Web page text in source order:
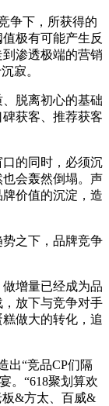
争下，所获得的
极有可能产生反
渗透极端的营销
寂。
脱离初心的基础
获客、推荐获客
的同时，必须沉
会轰然倒塌。声
价值的沉淀，造
之下，品牌竞争
增量已经成为品
放下与竞争对手
做大的转化，追
出“竞品CP们隔
。“618聚划算欢
&方太、百威&